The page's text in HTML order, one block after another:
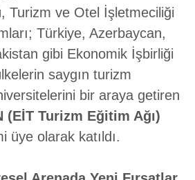
Turizm ve Otel İşletmeciliği
Türkiye, Azerbaycan,
gibi Ekonomik İşbirliği
saygın turizm
bir araya getiren
(EİT Turizm Eğitim Ağı)
üye olarak katıldı.